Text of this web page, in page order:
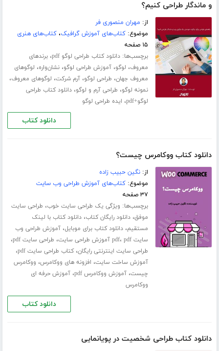
و ماندگار طراحی کنیم؟
از: مهران منصوری فر
موضوع:کتاب‌های آموزش گرافیک،کتاب‌های هنری
۱۵ صفحه
برچسب‌ها:دانلود کتاب طراحی لوگو pdf ،برندهای
معروف، لوگو،آموزش طراحی لوگو،نشان‌واره، لوگوهای
معروف جهان، طراحی لوگو،آرم شرکت، لوگوهای معروف،
نمونه لوگو، طراحی آرم و لوگو،دانلود کتاب طراحی
لوگو+pdf
، ایده طراحی لوگو
دانلود کتاب
دانلود کتاب ووکامرس چیست؟
از:نگین حبیب زاده
موضوع:کتاب‌های آموزش طراحی وب سایت
۳۷ صفحه
برچسب‌ها: ویژگی یک طراحی سایت خوب، طراحی سایت
موفق،دانلود رایگان کتاب،دانلود کتاب با لینک
مستقیم،دانلود کتاب برای موبایل،آموزش طراحی وب
سایت pdf
، pdf آموزش طراحی سایت ، طراحی سایت pdf ،
طراحی سایت اینترنتی رایگان،کتاب طراحی سایت pdf ،
آموزش ساخت سایت، افزونه های ووکامرس، ووکامرس
چیست،آموزش ووکامرس pdf ،آموزش حرفه ای
ووکامرس
دانلود کتاب
دانلود کتاب طراحی شخصیت در پویانمایی